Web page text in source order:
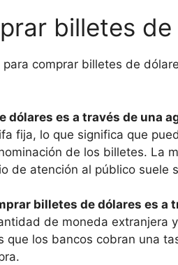
billetes de
comprar billetes de
es a través de una
fija, lo que significa que
de los billetes. La
de atención al público suele
billetes de dólares es a
de moneda extranjera
que los bancos cobran una